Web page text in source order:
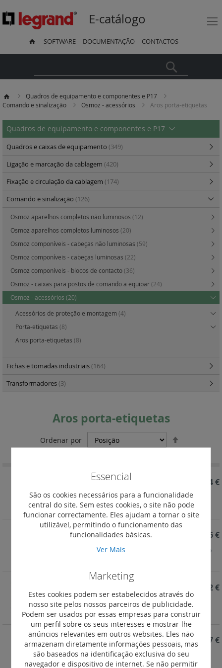
E-catálogo
SOFTWARE DOCUMENTAÇÃO CONTACTOS
Quadros de equipamento e componentes e P17
Comando e sinalização
Osmoz - acessórios Aros porta-etiquetas
Aros porta-etiquetas
Ordenar por
Ordenação
Aros porta-etiquetas Osmoz - Redondo - modelo
estreito para cabeças duplas
3,24 €
REF. 024318
Aros porta-etiquetas Osmoz - Quadrado - modelo
3,26 €
Aros porta-etiquetas Osmoz - Redondo - modelo
largo
1,92 €
REF. 024315
Aros porta-etiquetas Osmoz - Redondo - modelo
estreito
1,07 €
Quadros de equipamento e componentes e P17
Quadros e caixas de equipamento (349)
Ligação e marcação da cablagem (420)
Fixação e circulação da cablagem (174)
Comando e sinalização (126)
Osmoz aparelhos completos não luminosos (12)
Osmoz aparelhos completos luminosos (20)
Osmoz componíveis - cabeças não luminosas (59)
Osmoz componíveis - cabeças luminosas (22)
Osmoz componíveis - blocos de contacto(36)
Osmoz - caixas para postos de comando a equipar(24)
Osmoz - acessórios (20)
Acessórios de proteção e montagem (4)
Porta-etiquetas (8)
Aros porta-etiquetas (8)
Fichas e tomadas industriais(164)
Transformadores(3)
Essencial
São os cookies necessários para a funcionalidade
central do site. Sem estes cookies, o site não pode
funcionar correctamente. Eles ajudam a tornar o site
utilizável, permitindo o funcionamento das
funcionalidades básicas.
Ver Mais
Marketing
Estes cookies podem ser estabelecidos através do
nosso site pelos nossos parceiros de publicidade.
Podem ser usados por essas empresas para construir
um perfil sobre os seus interesses e mostrar-lhe
anúncios relevantes em outros websites. Eles não
armazenam diretamente informações pessoais, mas
são baseados na identificação exclusiva do seu
navegador e dispositivo de internet. Se não permitir